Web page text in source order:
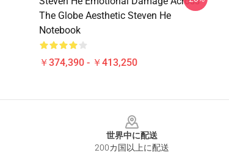
The Globe Aesthetic Steven He
Notebook
￥374,390 - ￥413,250
世界中に配送
200カ国以上に配送